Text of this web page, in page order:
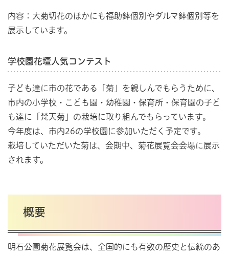
内容：大菊切花のほかにも福助鉢個別やダルマ鉢個別等を
展示しています。
学校園花壇人気コンテスト
子ども達に市の花である「菊」を親しんでもらうために、
市内の小学校・こども園・幼稚園・保育所・保育園の子ど
も達に「梵天菊」の栽培に取り組んでもらっています。
今年度は、市内26の学校園に参加いただく予定です。
栽培していただいた菊は、会期中、菊花展覧会会場に展示
されます。
概要
明石公園菊花展覧会は、全国的にも有数の歴史と伝統のあ